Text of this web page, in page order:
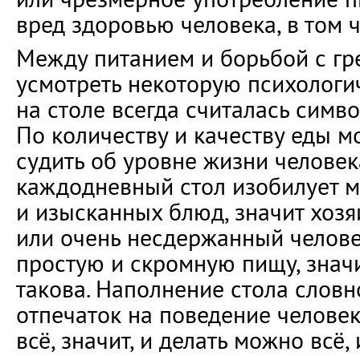
вред здоровью человека, в том
Между питанием и борьбой с
усмотреть некоторую
на столе всегда считалась
По количеству и качеству еды
судить об уровне жизни
каждодневный стол изобилует
и изысканных блюд, значит
или очень несдержанный
простую и скромную пищу,
такова. Наполнение стола
отпечаток на поведение
всё, значит, и делать можно всё,